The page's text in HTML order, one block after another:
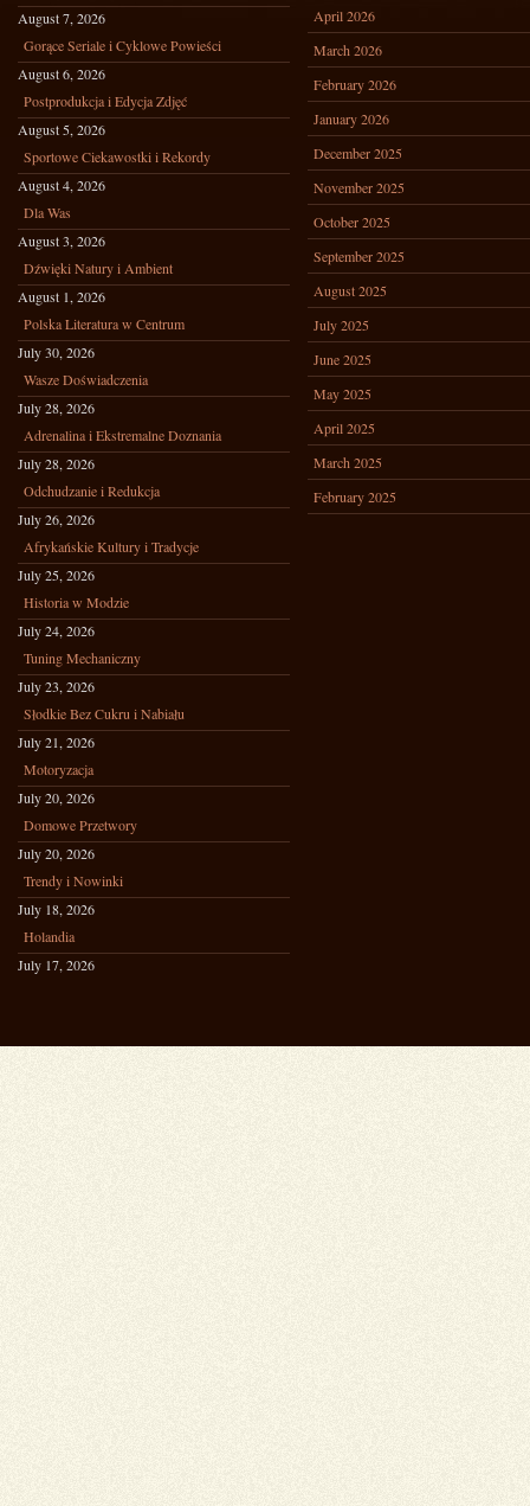
August 7, 2026
Gorące Seriale i Cyklowe Powieści
August 6, 2026
Postprodukcja i Edycja Zdjęć
August 5, 2026
Sportowe Ciekawostki i Rekordy
August 4, 2026
Dla Was
August 3, 2026
Dźwięki Natury i Ambient
August 1, 2026
Polska Literatura w Centrum
July 30, 2026
Wasze Doświadczenia
July 28, 2026
Adrenalina i Ekstremalne Doznania
July 28, 2026
Odchudzanie i Redukcja
July 26, 2026
Afrykańskie Kultury i Tradycje
July 25, 2026
Historia w Modzie
July 24, 2026
Tuning Mechaniczny
July 23, 2026
Słodkie Bez Cukru i Nabiału
July 21, 2026
Motoryzacja
July 20, 2026
Domowe Przetwory
July 20, 2026
Trendy i Nowinki
July 18, 2026
Holandia
July 17, 2026
April 2026
March 2026
February 2026
January 2026
December 2025
November 2025
October 2025
September 2025
August 2025
July 2025
June 2025
May 2025
April 2025
March 2025
February 2025